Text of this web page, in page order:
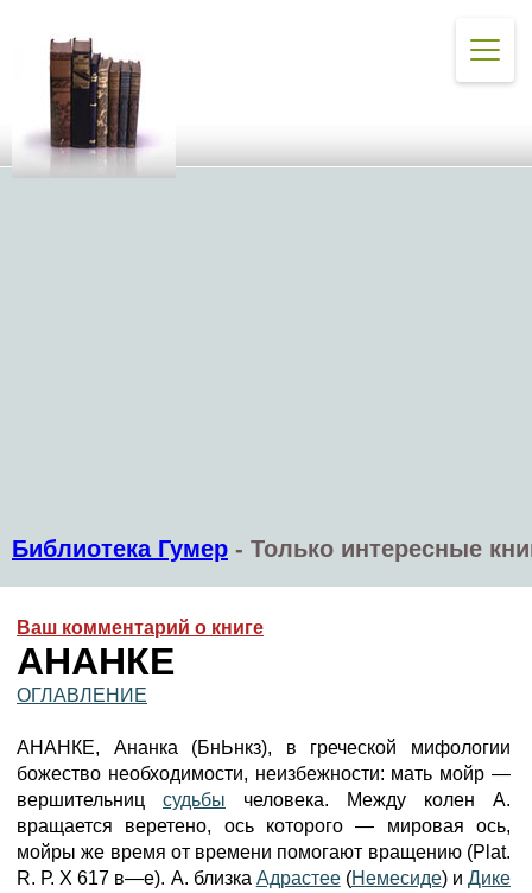
Библиотека Гумер - Только интересные
Ваш комментарий о книге
АНАНКЕ
ОГЛАВЛЕНИЕ
АНАНКЕ, Ананка (БнЬнкз), в греческой мифологии
божество необходимости, неизбежности: мать мойр —
вершительниц судьбы человека. Между колен А.
вращается веретено, ось которого — мировая ось,
мойры же время от времени помогают вращению (Plat.
R. Р. X 617 в—е). А. близка Адрастее(Немесиде) иДике